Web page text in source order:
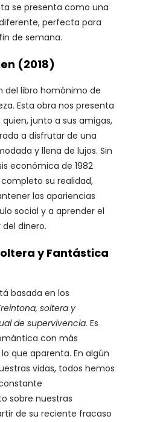
se presenta como una
perfecta para
de semana.
(2018)
del libro homónimo de
Esta obra nos presenta
junto a sus amigas,
a disfrutar de una
y llena de lujos. Sin
económica de 1982
su realidad,
las apariencias
social y a aprender el
dinero.
y Fantástica
basada en los
soltera y
de supervivencia. Es
con más
que aparenta. En algún
vidas, todos hemos
sobre nuestras
de su reciente fracaso